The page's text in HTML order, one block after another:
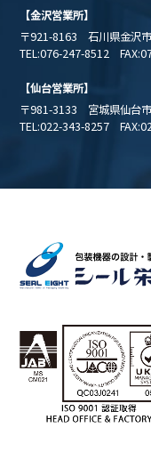
【金沢営業所】
〒921-8163 石川県金沢
TEL:076-247-8512
【仙台営業所】
〒981-3133 宮城県仙台
TEL:022-343-8257